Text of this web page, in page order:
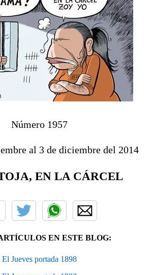
Número 1957
al 3 de diciembre del 2014
EN LA CÁRCEL
EN ESTE BLOG:
El Jueves portada 1898